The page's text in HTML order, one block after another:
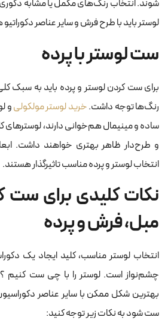
شوند. انتخاب رنگ‌های مکمل یا مشابه
لوستر باید با طرح فرش و سایر عناصر
ست لوستر با پرده
برای ست کردن لوستر و پرده باید به سبک
رنگ‌ها توجه داشت.خرید لوستر مولکولیو
ساده و مینیمال هم‌خوانی دارند، لوسترهای
و طرح‌دار ظاهر بهتری خواهند داشت.
انتخاب لوستر و پرده مناسب تاثیرگذار هستند.
نکات کلیدی برای ست
مبل، فرش و پرده
انتخاب لوستر مناسب، کلید ایجاد یک
چشم‌نواز است. لوستر را با چی ست کنیم ؟
بهترین شکل ممکن با سایر عناصر
ست شود به نکات زیر توجه کنید: